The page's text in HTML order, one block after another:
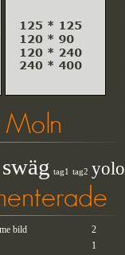
Moln
swäg tag1 tag2 yolo
bild
2
1